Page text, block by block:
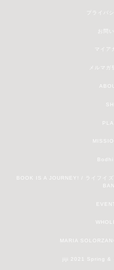
プライバ
お問
マイア
メルマガ
Bodhi
BOOK IS A JOURNEY! / ライフイ
MARIA
jiji 2021 Spring &